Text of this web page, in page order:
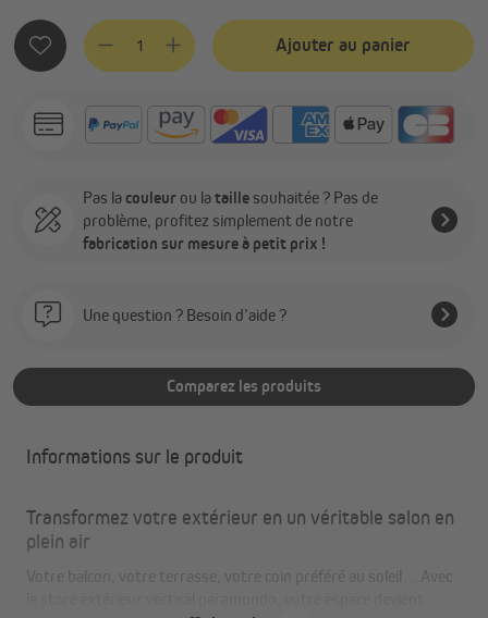
Quantité de produit : Entrez la quantité souhaitée ou
Ajouter au panier
Pas la couleur ou lataille souhaitée ? Pas de
problème, profitez simplement de notre
fabrication sur mesure à petit prix !
Une question ? Besoin d’aide ?
Comparez les produits
Informations sur le produit
Transformez votre extérieur en un véritable salon en
plein air
Votre balcon, votre terrasse, votre coin préféré au soleil… Avec